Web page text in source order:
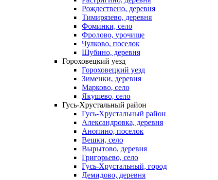
Рождествено, деревня
Тимирязево, деревня
Фоминки, село
Фролово, урочище
Чулково, поселок
Шубино, деревня
Гороховецкий уезд
Гороховецкий уезд
Зименки, деревня
Марково, село
Якушево, село
Гусь-Хрустальный район
Гусь-Хрустальный район
Александровка, деревня
Анопино, поселок
Вешки, село
Вырытово, деревня
Григорьево, село
Гусь-Хрустальный, город
Демидово, деревня